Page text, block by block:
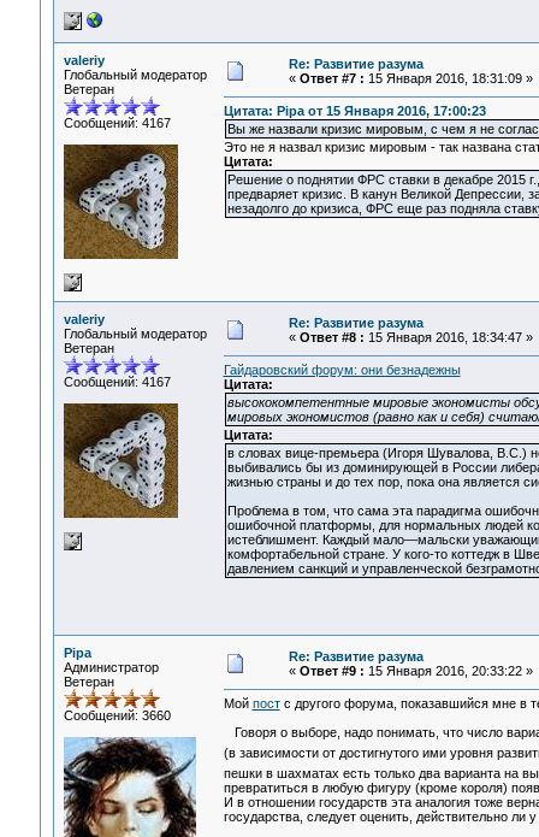
valeriy
Глобальный модератор
Ветеран
Сообщений: 4167
Re: Развитие разума
« Ответ #7 : 15 Января 2016, 18:31:09 »
Цитата: Pipa от 15 Января 2016, 17:00:23
Вы же назвали кризис мировым, с чем я не
Это не я назвал кризис мировым - так названа
Цитата:
Решение о поднятии ФРС ставки в декабре 2015
предваряет кризис. В канун Великой Депрессии,
незадолго до кризиса, ФРС еще раз подняла
valeriy
Глобальный модератор
Ветеран
Сообщений: 4167
Re: Развитие разума
« Ответ #8 : 15 Января 2016, 18:34:47 »
Гайдаровский форум: они безнадежны
Цитата:
высококомпетентные мировые экономисты
мировых экономистов (равно как и себя)
Цитата:
в словах вице-премьера (Игоря Шувалова, В.С.)
выбивались бы из доминирующей в России
жизнью страны и до тех пор, пока она является
Проблема в том, что сама эта парадигма
ошибочной платформы, для нормальных людей
истеблишмент. Каждый мало—мальски
комфортабельной стране. У кого-то коттедж в
давлением санкций и управленческой
Pipa
Администратор
Ветеран
Сообщений: 3660
Re: Развитие разума
« Ответ #9 : 15 Января 2016, 20:33:22 »
Мой постс другого форума, показавшийся мне в
Говоря о выборе, надо понимать, что число
(в зависимости от достигнутого ими уровня
пешки в шахматах есть только два варианта на
превратиться в любую фигуру (кроме короля)
И в отношении государств эта аналогия тоже
государства, следует оценить, действительно ли